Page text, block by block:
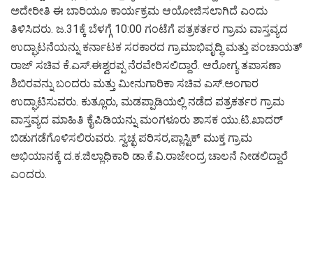
ಅದೇರೀತಿ ಈ ಬಾರಿಯೂ ಕಾರ್ಯಕ್ರಮ ಆಯೋಜಿಸಲಾಗಿದೆ ಎಂದು
ತಿಳಿಸಿದರು. ಜ.31ಕ್ಕೆ ಬೆಳಗ್ಗೆ 10:00 ಗಂಟೆಗೆ ಪತ್ರಕರ್ತರ ಗ್ರಾಮ ವಾಸ್ತವ್ಯದ
ಉದ್ಘಾಟನೆಯನ್ನು ಕರ್ನಾಟಕ ಸರಕಾರದ ಗ್ರಾಮಾಭಿವೃದ್ಧಿ ಮತ್ತು ಪಂಚಾಯತ್
ರಾಜ್ ಸಚಿವ ಕೆ.ಎಸ್.ಈಶ್ವರಪ್ಪ ನೆರವೇರಿಸಲಿದ್ದಾರೆ. ಆರೋಗ್ಯ ತಪಾಸಣಾ
ಶಿಬಿರವನ್ನು ಬಂದರು ಮತ್ತು ಮೀನುಗಾರಿಕಾ ಸಚಿವ ಎಸ್.ಅಂಗಾರ
ಉದ್ಘಾಟಿಸುವರು. ಕುತ್ಲೂರು, ಮಡಪ್ಪಾಡಿಯಲ್ಲಿ ನಡೆದ ಪತ್ರಕರ್ತರ ಗ್ರಾಮ
ವಾಸ್ತವ್ಯದ ಮಾಹಿತಿ ಕೈಪಿಡಿಯನ್ನು ಮಂಗಳೂರು ಶಾಸಕ ಯು.ಟಿ.ಖಾದರ್
ಬಿಡುಗಡೆಗೊಳಿಸಲಿರುವರು. ಸ್ವಚ್ಛ ಪರಿಸರ,ಪ್ಲಾಸ್ಟಿಕ್ ಮುಕ್ತ ಗ್ರಾಮ
ಅಭಿಯಾನಕ್ಕೆ ದ.ಕ.ಜಿಲ್ಲಾಧಿಕಾರಿ ಡಾ.ಕೆ.ವಿ.ರಾಜೇಂದ್ರ ಚಾಲನೆ ನೀಡಲಿದ್ದಾರೆ
ಎಂದರು.